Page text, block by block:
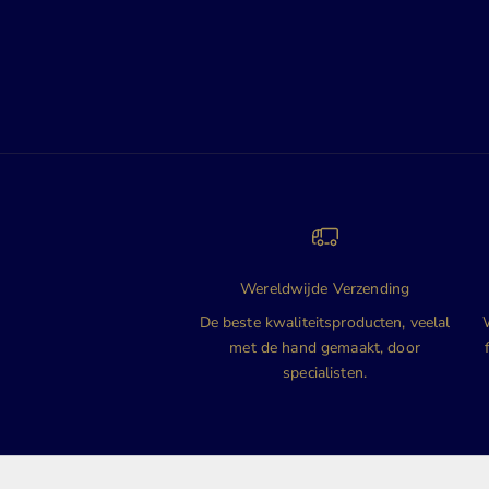
Wereldwijde Verzending
De beste kwaliteitsproducten, veelal
met de hand gemaakt, door
specialisten.